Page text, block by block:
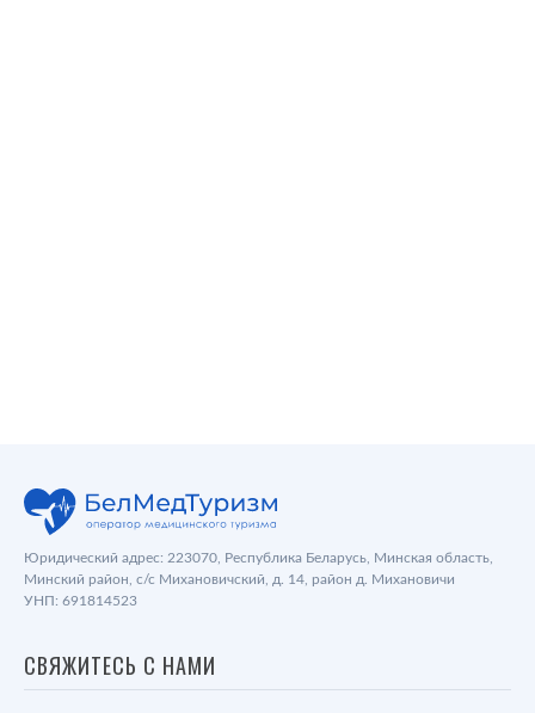
Юридический адрес: 223070, Республика Беларусь, Минская область,
Минский район, с/с Михановичский, д. 14, район д. Михановичи
УНП: 691814523
СВЯЖИТЕСЬ С НАМИ